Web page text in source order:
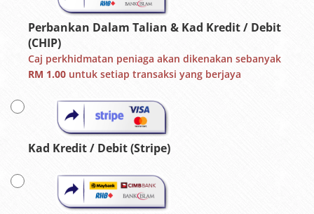
Perbankan Dalam Talian & Kad Kredit / Debit
(CHIP)
Caj perkhidmatan peniaga akan dikenakan sebanyak
RM 1.00 untuk setiap transaksi yang berjaya
Kad Kredit / Debit (Stripe)